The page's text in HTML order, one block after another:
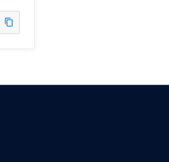
content_copy